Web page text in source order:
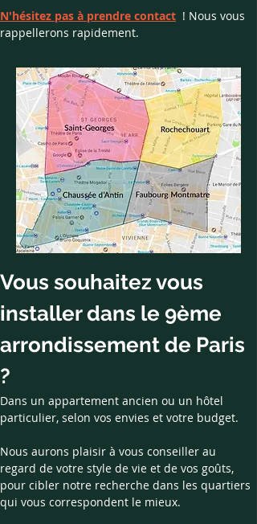
N'hésitez pas à prendre contact
  ! Nous vous
rappellerons rapidement.
Vous souhaitez vous
installer dans le 9ème
arrondissement de Paris
?
Dans un appartement ancien ou un hôtel
particulier, selon vos envies et votre budget.
Nous aurons plaisir à vous conseiller au
regard de votre style de vie et de vos goûts,
pour cibler notre recherche dans les quartiers
qui vous correspondent le mieux.